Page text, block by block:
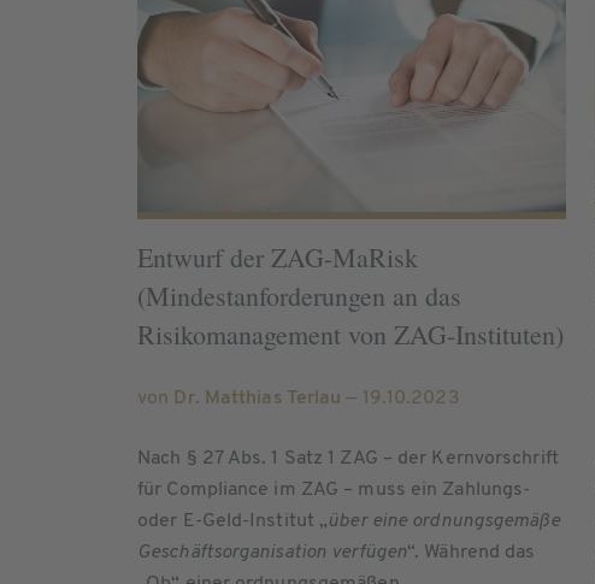
Entwurf der ZAG-MaRisk
(Mindestanforderungen an das
Risikomanagement von ZAG-Instituten)
von Dr. Matthias Terlau — 19.10.2023
Nach § 27 Abs. 1 Satz 1 ZAG – der Kernvorschrift
für Compliance im ZAG – muss ein Zahlungs-
oder E-Geld-Institut „über eine ordnungsgemäße
Geschäftsorganisation verfügen“. Während das